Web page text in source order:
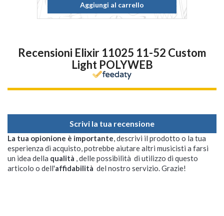
Aggiungi al carrello
Recensioni Elixir 11025 11-52 Custom
Light POLYWEB
Scrivi la tua recensione
La tua opionione è importante, descrivi il prodotto o la tua
esperienza di acquisto, potrebbe aiutare altri musicisti a farsi
un idea della qualità , delle possibilità di utilizzo di questo
articolo o dell'affidabilità del nostro servizio. Grazie!